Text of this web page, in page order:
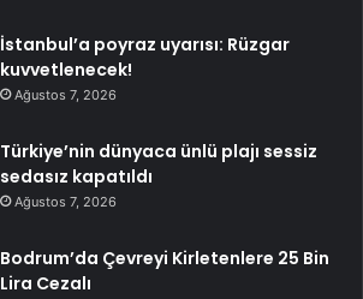
İstanbul’a poyraz uyarısı: Rüzgar
kuvvetlenecek!
Ağustos 7, 2026
Türkiye’nin dünyaca ünlü plajı sessiz
sedasız kapatıldı
Ağustos 7, 2026
Bodrum’da Çevreyi Kirletenlere 25 Bin
Lira Cezalı